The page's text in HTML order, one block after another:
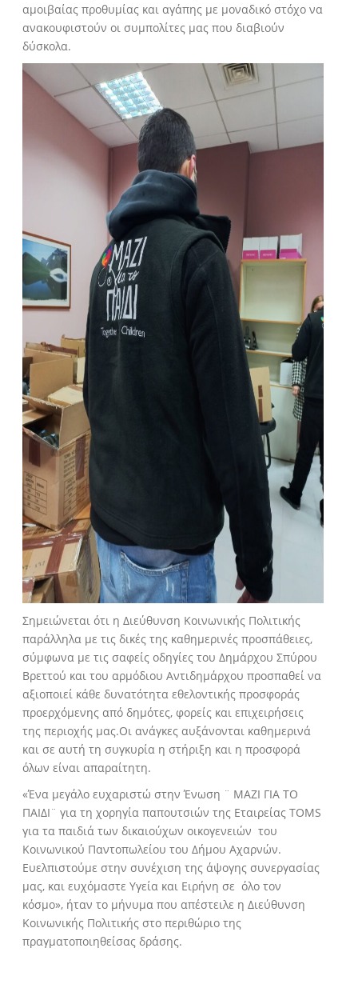
αμοιβαίας προθυμίας και αγάπης με μοναδικό στόχο να
ανακουφιστούν οι συμπολίτες μας που διαβιούν
δύσκολα.
Σημειώνεται ότι η Διεύθυνση Κοινωνικής Πολιτικής
παράλληλα με τις δικές της καθημερινές προσπάθειες,
σύμφωνα με τις σαφείς οδηγίες του Δημάρχου Σπύρου
Βρεττού και του αρμόδιου Αντιδημάρχου προσπαθεί να
αξιοποιεί κάθε δυνατότητα εθελοντικής προσφοράς
προερχόμενης από δημότες, φορείς και επιχειρήσεις
της περιοχής μας.Οι ανάγκες αυξάνονται καθημερινά
και σε αυτή τη συγκυρία η στήριξη και η προσφορά
όλων είναι απαραίτητη.
«Ένα μεγάλο ευχαριστώ στην Ένωση ¨ ΜΑΖΙ ΓΙΑ ΤΟ
ΠΑΙΔΙ¨ για τη χορηγία παπουτσιών της Εταιρείας ΤΟΜS
για τα παιδιά των δικαιούχων οικογενειών του
Κοινωνικού Παντοπωλείου του Δήμου Αχαρνών.
Ευελπιστούμε στην συνέχιση της άψογης συνεργασίας
μας, και ευχόμαστε Υγεία και Ειρήνη σε όλο τον
κόσμο», ήταν το μήνυμα που απέστειλε η Διεύθυνση
Κοινωνικής Πολιτικής στο περιθώριο της
πραγματοποιηθείσας δράσης.